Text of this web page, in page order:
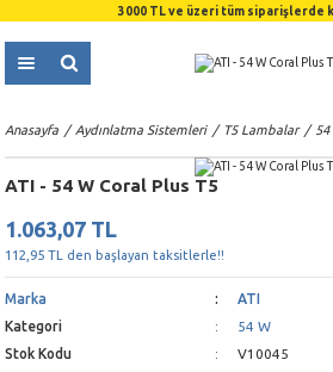
3000 TL ve üzeri tüm siparişlerde
Anasayfa Aydınlatma Sistemleri T5 Lambalar 54
ATI - 54 W Coral Plus T5
1.063,07 TL
112,95 TL den başlayan taksitlerle!!
Marka
ATI
Kategori
54 W
Stok Kodu
V10045